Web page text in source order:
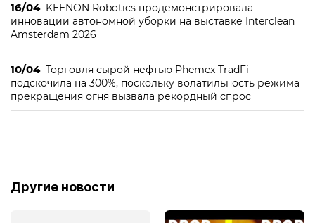
16/04 KEENON Robotics продемонстрировала
инновации автономной уборки на выставке Interclean
Amsterdam 2026
10/04 Торговля сырой нефтью Phemex TradFi
подскочила на 300%, поскольку волатильность режима
прекращения огня вызвала рекордный спрос
Другие новости